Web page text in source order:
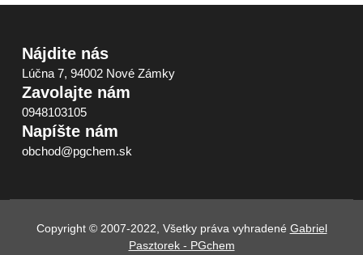
Nájdite nás
Lúčna 7, 94002 Nové Zámky
Zavolajte nám
0948103105
Napíšte nám
obchod@pgchem.sk
Copyright © 2007-2022, Všetky práva vyhradené Gabriel
Pasztorek - PGchem